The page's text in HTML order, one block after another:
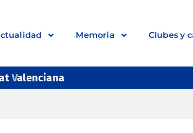
Memoria Clubes y
Valenciana